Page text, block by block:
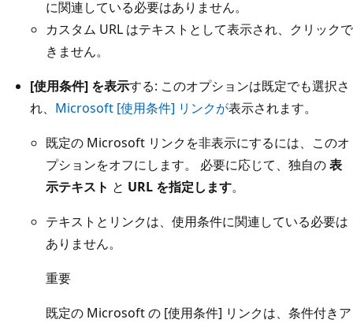
に関連している必要はありません。
カスタム URL はテキストとして表示され、クリックで
きません。
[使用条件] を表示する: このオプションは既定でも選択さ
れ、 Microsoft [使用条件] リンクが表示されます。
既定の Microsoft リンクを非表示にするには、このオ
プションをオフにします。 必要に応じて、独自の表
示テキスト と URL を指定します。
テキストとリンクは、使用条件に関連している必要は
ありません。
重要
既定の Microsoft の [使用条件] リンクは、条件付きア